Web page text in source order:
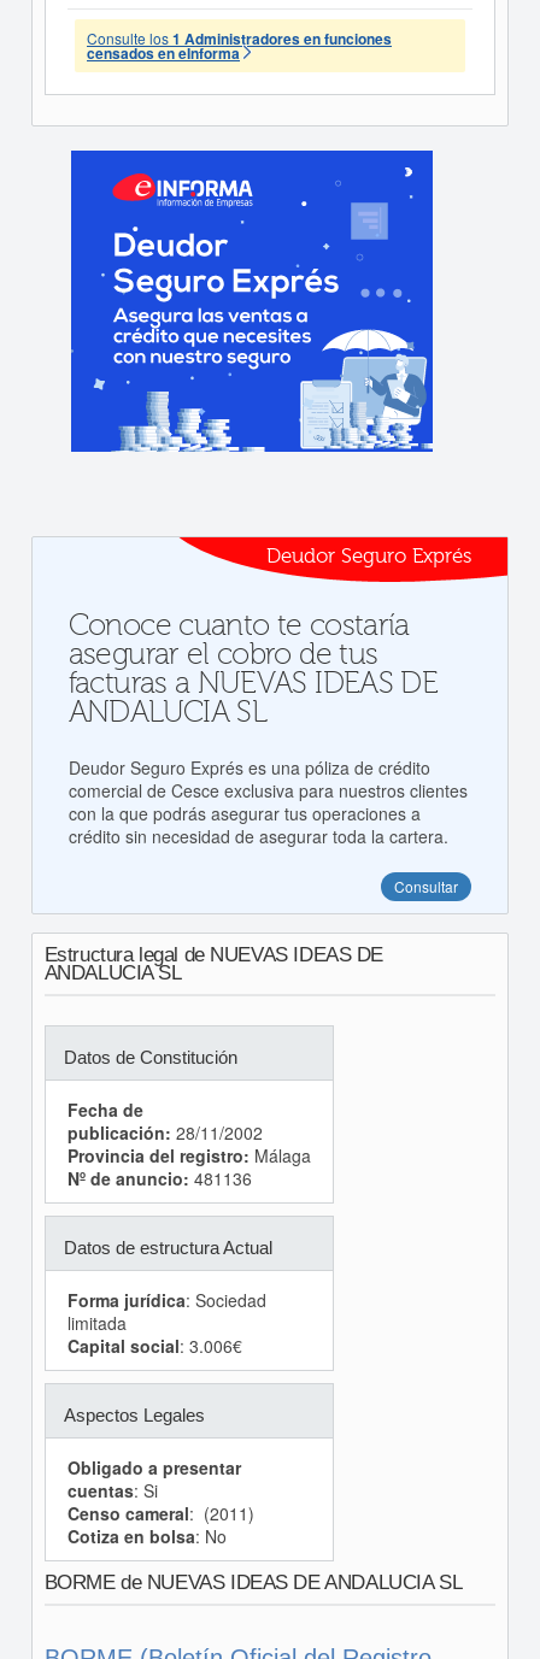
Consulte los1 Administradores en funciones
censados en eInforma
Deudor Seguro Exprés
Conoce cuanto te costaría
asegurar el cobro de tus
facturas a NUEVAS IDEAS DE
ANDALUCIA SL
Deudor Seguro Exprés es una póliza de crédito
comercial de Cesce exclusiva para nuestros clientes
con la que podrás asegurar tus operaciones a
crédito sin necesidad de asegurar toda la cartera.
Consultar
Estructura legal de NUEVAS IDEAS DE
ANDALUCIA SL
Datos de Constitución
Fecha de
publicación: 28/11/2002
Provincia del registro: Málaga
Nº de anuncio: 481136
Datos de estructura Actual
Forma jurídica: Sociedad
limitada
Capital social: 3.006€
Aspectos Legales
Obligado a presentar
cuentas: Si
Censo cameral: (2011)
Cotiza en bolsa: No
BORME de NUEVAS IDEAS DE ANDALUCIA SL